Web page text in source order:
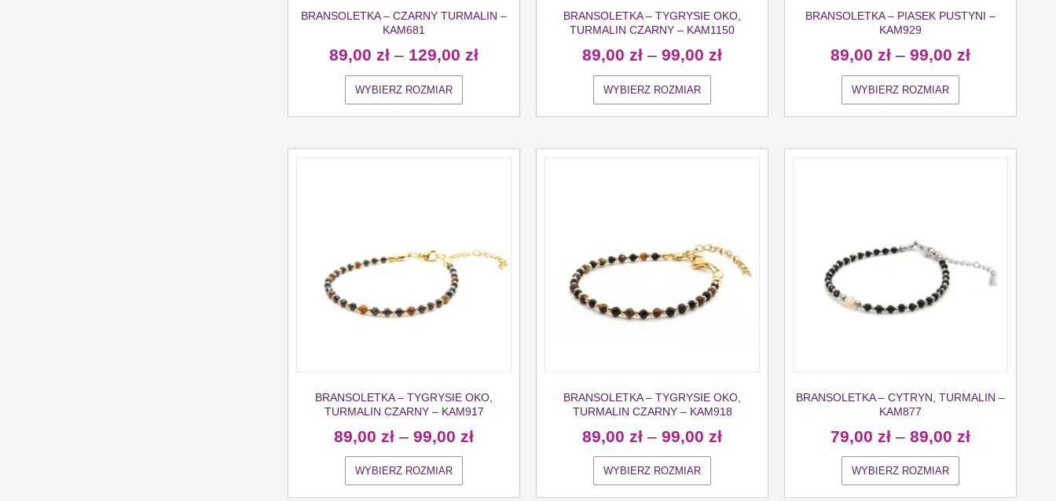
BRANSOLETKA – CZARNY TURMALIN –
KAM681
89,00 zł – 129,00 zł
WYBIERZ ROZMIAR
BRANSOLETKA – TYGRYSIE OKO,
TURMALIN CZARNY – KAM1150
89,00 zł – 99,00 zł
WYBIERZ ROZMIAR
BRANSOLETKA – PIASEK PUSTYNI –
KAM929
89,00 zł – 99,00 zł
WYBIERZ ROZMIAR
BRANSOLETKA – TYGRYSIE OKO,
TURMALIN CZARNY – KAM917
89,00 zł – 99,00 zł
WYBIERZ ROZMIAR
BRANSOLETKA – TYGRYSIE OKO,
TURMALIN CZARNY – KAM918
89,00 zł – 99,00 zł
WYBIERZ ROZMIAR
BRANSOLETKA – CYTRYN, TURMALIN –
KAM877
79,00 zł – 89,00 zł
WYBIERZ ROZMIAR